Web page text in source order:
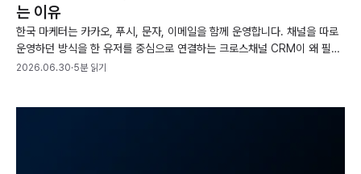
는 이유
한국 마케터는 카카오, 푸시, 문자, 이메일을 함께 운영합니다. 채널을 따로
운영하던 방식을 한 유저를 중심으로 연결하는 크로스채널 CRM이 왜 필요
한지, 플레어레인이 한국 시장에서 어떻게 푸는지 정리했습니다.
2026.06.30·5분 읽기